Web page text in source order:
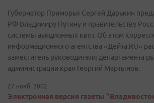
Губернатор Приморья Сергей Дарькин
РФ Владимиру Путину и правительству
системы аукционных квот. Об этом
информационного агентства «Дейта.RU»
заместитель руководителя департамента
администрации края Георгий Мартынов.
27 нояб. 2002
Электронная версия газеты